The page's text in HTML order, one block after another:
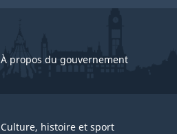
À propos du gouvernement
Culture, histoire et sport